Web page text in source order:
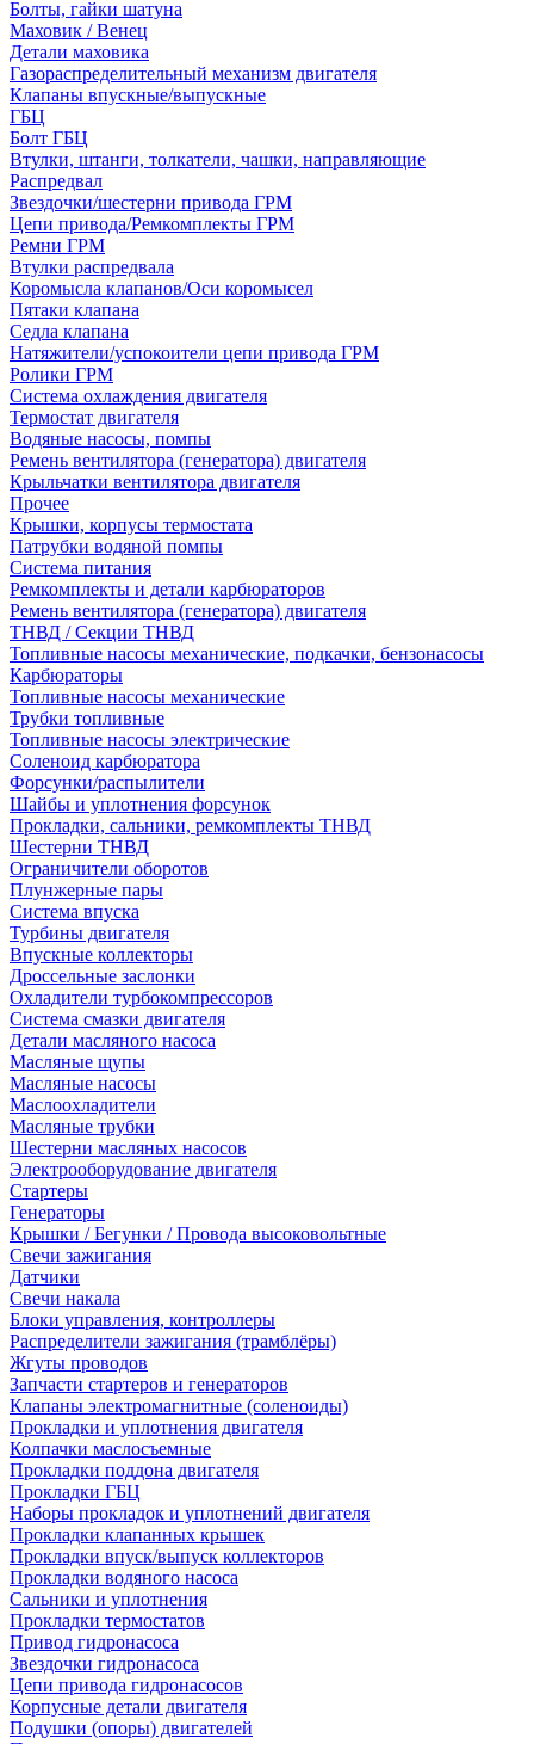
Болты, гайки шатуна
Маховик / Венец
Детали маховика
Газораспределительный механизм двигателя
Клапаны впускные/выпускные
ГБЦ
Болт ГБЦ
Втулки, штанги, толкатели, чашки, направляющие
Распредвал
Звездочки/шестерни привода ГРМ
Цепи привода/Ремкомплекты ГРМ
Ремни ГРМ
Втулки распредвала
Коромысла клапанов/Оси коромысел
Пятаки клапана
Седла клапана
Натяжители/успокоители цепи привода ГРМ
Ролики ГРМ
Система охлаждения двигателя
Термостат двигателя
Водяные насосы, помпы
Ремень вентилятора (генератора) двигателя
Крыльчатки вентилятора двигателя
Прочее
Крышки, корпусы термостата
Патрубки водяной помпы
Система питания
Ремкомплекты и детали карбюраторов
Ремень вентилятора (генератора) двигателя
ТНВД / Секции ТНВД
Топливные насосы механические, подкачки, бензонасосы
Карбюраторы
Топливные насосы механические
Трубки топливные
Топливные насосы электрические
Соленоид карбюратора
Форсунки/распылители
Шайбы и уплотнения форсунок
Прокладки, сальники, ремкомплекты ТНВД
Шестерни ТНВД
Ограничители оборотов
Плунжерные пары
Система впуска
Турбины двигателя
Впускные коллекторы
Дроссельные заслонки
Охладители турбокомпрессоров
Система смазки двигателя
Детали масляного насоса
Масляные щупы
Масляные насосы
Маслоохладители
Масляные трубки
Шестерни масляных насосов
Электрооборудование двигателя
Стартеры
Генераторы
Крышки / Бегунки / Провода высоковольтные
Свечи зажигания
Датчики
Свечи накала
Блоки управления, контроллеры
Распределители зажигания (трамблёры)
Жгуты проводов
Запчасти стартеров и генераторов
Клапаны электромагнитные (соленоиды)
Прокладки и уплотнения двигателя
Колпачки маслосъемные
Прокладки поддона двигателя
Прокладки ГБЦ
Наборы прокладок и уплотнений двигателя
Прокладки клапанных крышек
Прокладки впуск/выпуск коллекторов
Прокладки водяного насоса
Сальники и уплотнения
Прокладки термостатов
Привод гидронасоса
Звездочки гидронасоса
Цепи привода гидронасосов
Корпусные детали двигателя
Подушки (опоры) двигателей